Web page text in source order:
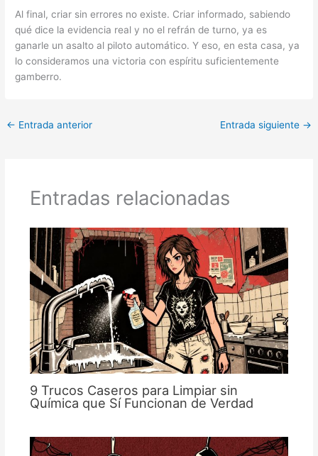
Al final, criar sin errores no existe. Criar informado, sabiendo
qué dice la evidencia real y no el refrán de turno, ya es
ganarle un asalto al piloto automático. Y eso, en esta casa, ya
lo consideramos una victoria con espíritu suficientemente
gamberro.
← Entrada anterior Entrada siguiente →
Entradas relacionadas
9 Trucos Caseros para Limpiar sin
Química que Sí Funcionan de Verdad